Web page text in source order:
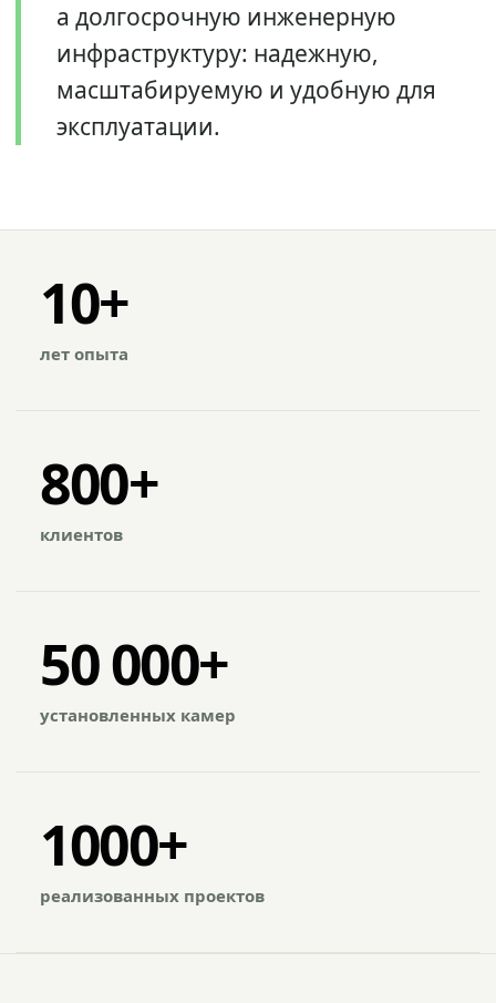
а долгосрочную инженерную
инфраструктуру: надежную,
масштабируемую и удобную для
эксплуатации.
10+
лет опыта
800+
клиентов
50 000+
установленных камер
1000+
реализованных проектов